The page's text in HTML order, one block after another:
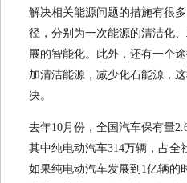
解决相关能源问题的措施有很
径，分别为一次能源的清洁化
展的智能化。此外，还有一个
加清洁能源，减少化石能源，
决。
去年10月份，全国汽车保有量
其中纯电动汽车314万辆，占全
如果纯电动汽车发展到1亿辆的